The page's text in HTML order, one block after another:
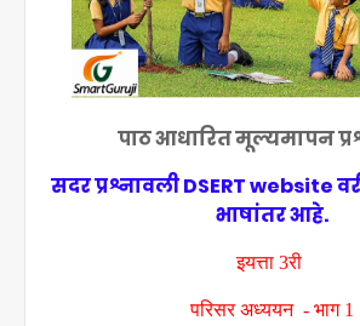
पाठ आधारित मूल्यमापन
सदर प्रश्नावली DSERT website
भाषांतर आहे.
इयत्ता 3री
परिसर अध्ययन - भाग 1